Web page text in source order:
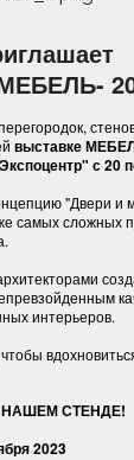
выставке
с 20
"Двери и
самых сложных
интерьеров.
СТЕНДЕ!
2023